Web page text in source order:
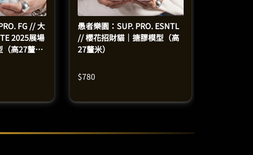
FG // 大
2025展場
（高27釐
愚者樂園：SUP. PRO. ESNTL
// 櫻花招財貓｜搪膠模型（高
27釐米）
$780